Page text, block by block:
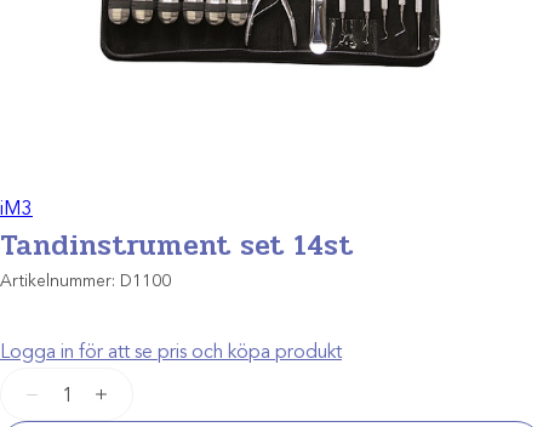
iM3
Tandinstrument set 14st
Artikelnummer: D1100
Logga in för att se pris och köpa produkt
Tandinstrument
+